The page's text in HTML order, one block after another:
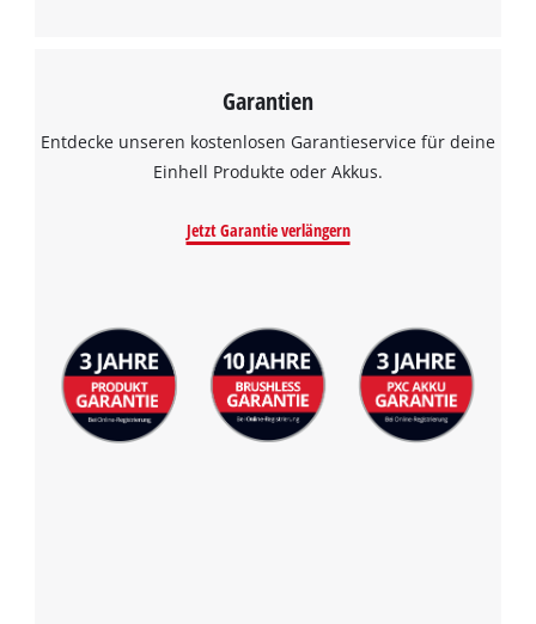
Garantien
Entdecke unseren kostenlosen Garantieservice für deine
Einhell Produkte oder Akkus.
Jetzt Garantie verlängern